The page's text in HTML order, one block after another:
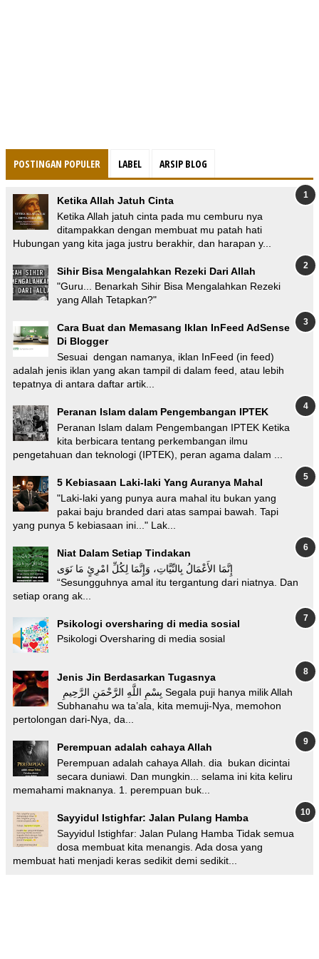
POSTINGAN POPULER LABEL ARSIP BLOG
Ketika Allah Jatuh Cinta
Ketika Allah jatuh cinta pada mu cemburu nya
ditampakkan dengan membuat mu patah hati
Hubungan yang kita jaga justru berakhir, dan harapan y...
Sihir Bisa Mengalahkan Rezeki Dari Allah
"Guru... Benarkah Sihir Bisa Mengalahkan Rezeki
yang Allah Tetapkan?"
Cara Buat dan Memasang Iklan InFeed AdSense
Di Blogger
Sesuai dengan namanya, iklan InFeed (in feed)
adalah jenis iklan yang akan tampil di dalam feed, atau lebih
tepatnya di antara daftar artik...
Peranan Islam dalam Pengembangan IPTEK
Peranan Islam dalam Pengembangan IPTEK Ketika
kita berbicara tentang perkembangan ilmu
pengetahuan dan teknologi (IPTEK), peran agama dalam ...
5 Kebiasaan Laki-laki Yang Auranya Mahal
"Laki-laki yang punya aura mahal itu bukan yang
pakai baju branded dari atas sampai bawah. Tapi
yang punya 5 kebiasaan ini..." Lak...
Niat Dalam Setiap Tindakan
إِنَّمَا الأَعْمَالُ بِالنِّيَّاتِ، وَإِنَّمَا لِكُلِّ امْرِئٍ مَا نَوَى
“Sesungguhnya amal itu tergantung dari niatnya. Dan
setiap orang ak...
Psikologi oversharing di media sosial
Psikologi Oversharing di media sosial
Jenis Jin Berdasarkan Tugasnya
Subhanahu wa ta’ala, kita memuji-Nya, memohon
pertolongan dari-Nya, da...
Perempuan adalah cahaya Allah
Perempuan adalah cahaya Allah. dia bukan dicintai
secara duniawi. Dan mungkin... selama ini kita keliru
memahami maknanya. 1. perempuan buk...
Sayyidul Istighfar: Jalan Pulang Hamba
Sayyidul Istighfar: Jalan Pulang Hamba Tidak semua
dosa membuat kita menangis. Ada dosa yang
membuat hati menjadi keras sedikit demi sedikit...